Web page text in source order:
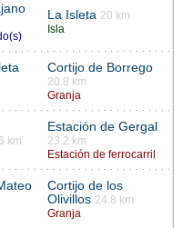
La Isleta 20 km
Isla
Cortijo de Borrego
20.8 km
Granja
km
Estación de Gergal
23.2 km
Estación de ferrocarril
Cortijo de los
Olivillos 24.8 km
Granja